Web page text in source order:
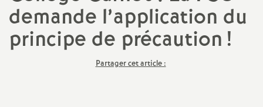
t
N
demande l’application du
principe de précaution!
Partager cet article :